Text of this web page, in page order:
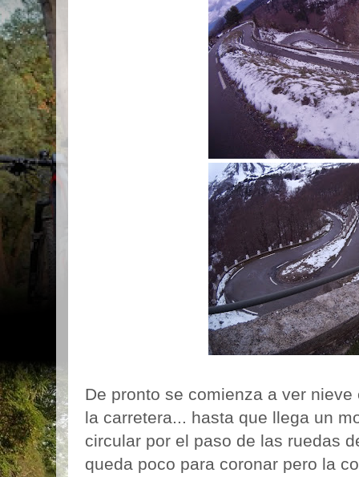
De pronto se comienza a ver
la carretera... hasta que llega un
circular por el paso de las ruedas
queda poco para coronar pero la